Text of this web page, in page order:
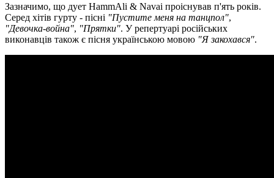
Зазначимо, що дует HammAli & Navai проіснував п'ять років.
Серед хітів гурту - пісні "Пустите меня на танцпол",
"Девочка-война", "Прятки". У репертуарі російських
виконавців також є пісня українською мовою "Я закохався".